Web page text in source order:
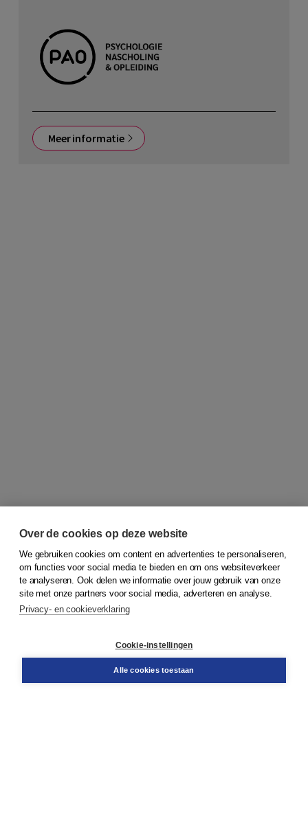
Meer informatie
© 2026Koninklijke Boom uitgevers
Bestellen
Over de cookies op deze website
We gebruiken cookies om content en advertenties te personaliseren,
om functies voor social media te bieden en om ons websiteverkeer
te analyseren. Ook delen we informatie over jouw gebruik van onze
site met onze partners voor social media, adverteren en analyse.
Privacy- en cookieverklaring
Cookie-instellingen
Alle cookies toestaan